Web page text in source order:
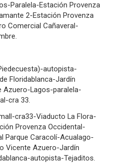
Paralela-Estación Provenza
2-Estación Provenza
Comercial Cañaveral-
autopista-
Floridablanca-Jardín
Lagos-paralela-
cra 33.
cra33-Viaducto La Flora-
Provenza Occidental-
Parque Caracolí-Acualago-
Vicente Azuero-Jardín
autopista-Tejaditos.